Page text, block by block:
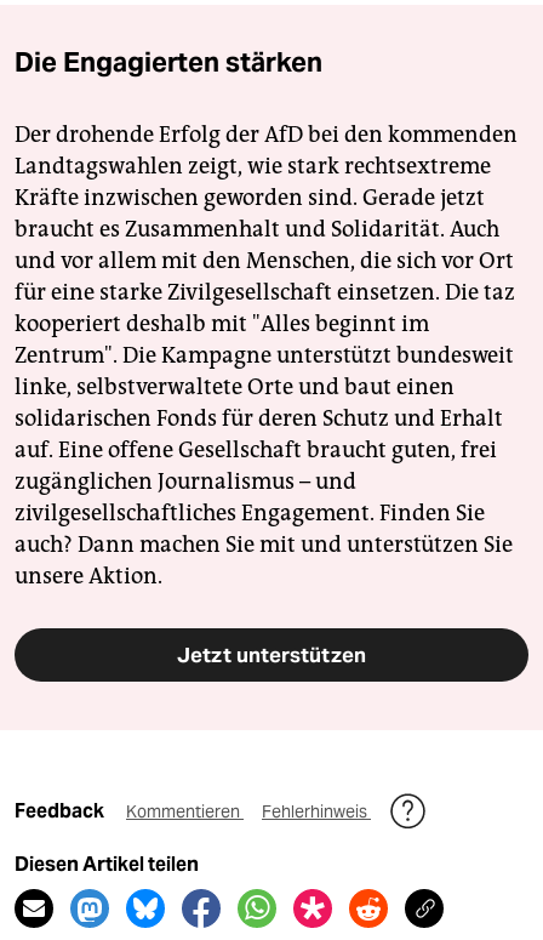
Die Engagierten stärken
Der drohende Erfolg der AfD bei den kommenden
Landtagswahlen zeigt, wie stark rechtsextreme
Kräfte inzwischen geworden sind. Gerade jetzt
braucht es Zusammenhalt und Solidarität. Auch
und vor allem mit den Menschen, die sich vor Ort
für eine starke Zivilgesellschaft einsetzen. Die taz
kooperiert deshalb mit "Alles beginnt im
Zentrum". Die Kampagne unterstützt bundesweit
linke, selbstverwaltete Orte und baut einen
solidarischen Fonds für deren Schutz und Erhalt
auf. Eine offene Gesellschaft braucht guten, frei
zugänglichen Journalismus – und
zivilgesellschaftliches Engagement. Finden Sie
auch? Dann machen Sie mit und unterstützen Sie
unsere Aktion.
Jetzt unterstützen
Feedback Kommentieren Fehlerhinweis
Diesen Artikel teilen